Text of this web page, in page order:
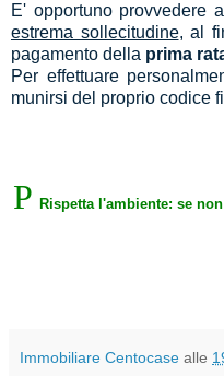
E' opportuno provvedere
estrema sollecitudine, al
pagamento della prima
Per effettuare
munirsi del proprio codice
P Rispetta l'ambiente: se
Immobiliare Centocase alle